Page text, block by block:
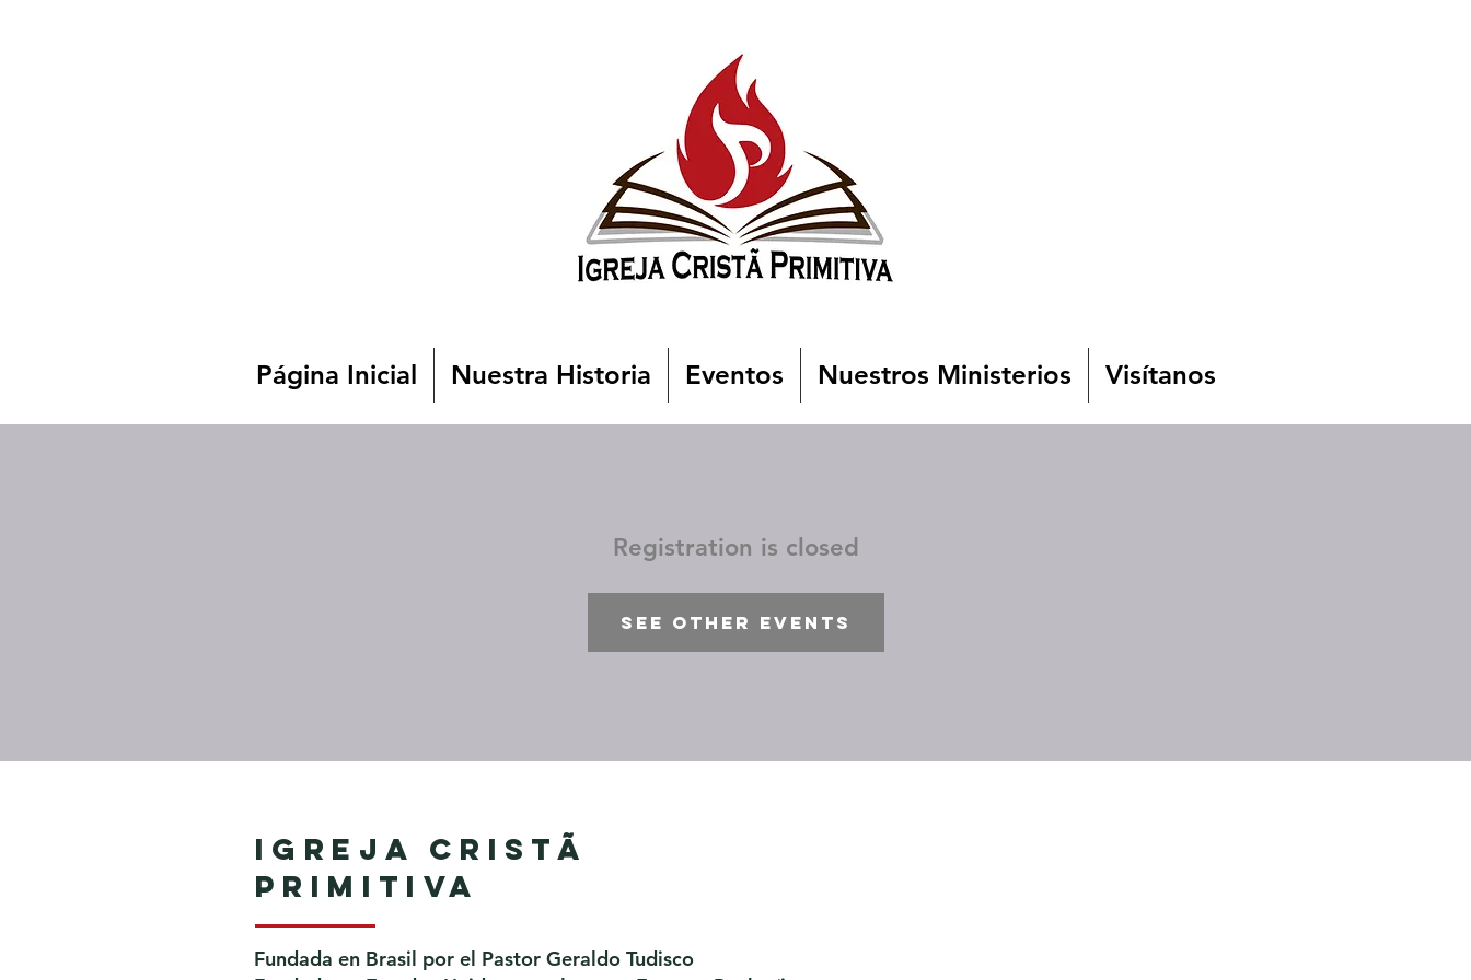
Página Inicial Nuestra Historia Eventos Nuestros Ministerios Visítanos
Registration is closed
See other events
Igreja Cristã
Primitiva
Fundada en Brasil por el Pastor Geraldo Tudisco